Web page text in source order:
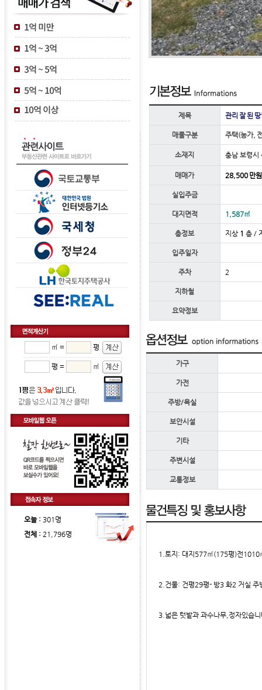
㎡ = 평
평 = ㎡
오늘 : 301명
전체 : 21,796명
제목 관리 잘 된
매물구분 주택(농가,
소재지 충남 보령시
매매가 28,500 만원
실입주금
대지면적 1,587㎡
층정보 지상 1 층 /
입주일자
주차 2
지하철
요약정보
가구
가전
주방/욕실
보안시설
기타
주변시설
교통정보
1.토지: 대지577㎡(175평)전1010
2.건물: 건평29평- 방3 화2 거실 주
3.넓은 텃밭과 과수나무,정자있습